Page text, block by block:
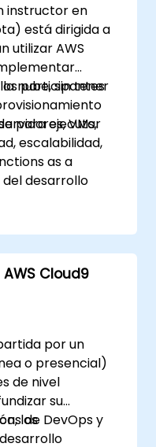
instructor en
está dirigida a
utilizar AWS
nube, sin tener
VMs,
escalabilidad,
participantes
para ejecutar
as a
desarrollo
funciones de
con
aplicaciones
Cloud9
por un
o presencial)
de nivel
su
de DevOps y
los